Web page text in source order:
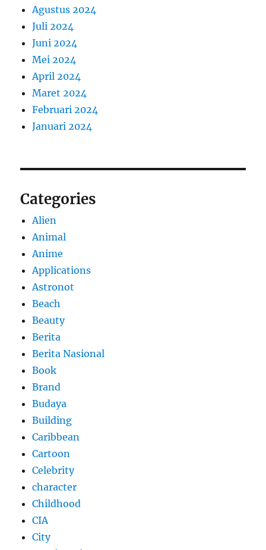
Agustus 2024
Juli 2024
Juni 2024
Mei 2024
April 2024
Maret 2024
Februari 2024
Januari 2024
Categories
Alien
Animal
Anime
Applications
Astronot
Beach
Beauty
Berita
Berita Nasional
Book
Brand
Budaya
Building
Caribbean
Cartoon
Celebrity
character
Childhood
CIA
City